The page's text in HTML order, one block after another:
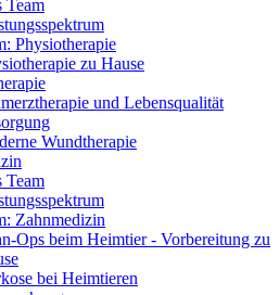
Team
Physiotherapie
zu Hause
und Lebensqualität
Wundtherapie
Team
Zahnmedizin
Ops beim Heimtier - Vorbereitung zu
bei Heimtieren